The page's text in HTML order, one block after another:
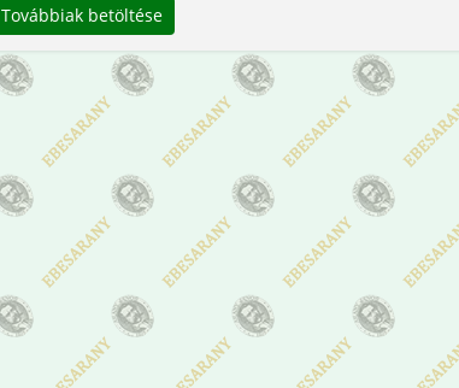
Továbbiak betöltése